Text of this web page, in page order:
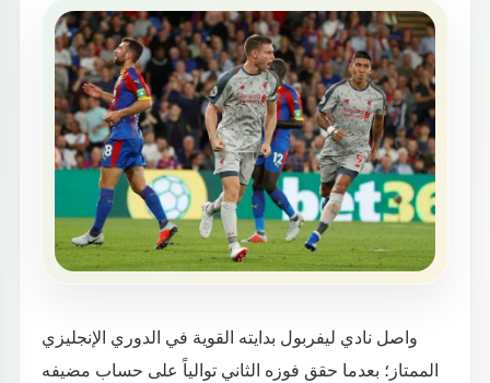
واصل نادي ليفربول بدايته القوية في الدوري الإنجليزي
الممتاز؛ بعدما حقق فوزه الثاني توالياً على حساب مضيفه